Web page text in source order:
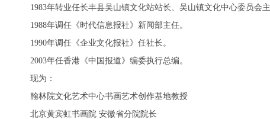
1983年转业任长丰县吴山镇文化站站长、吴山镇文化中心委员会
1988年调任《时代信息报社》新闻部主任。
1990年调任《企业文化报社》任社长。
2003年任香港《中国报道》编委执行总编。
现为：
翰林院文化艺术中心书画艺术创作基地教授
北京黄宾虹书画院 安徽省分院院长